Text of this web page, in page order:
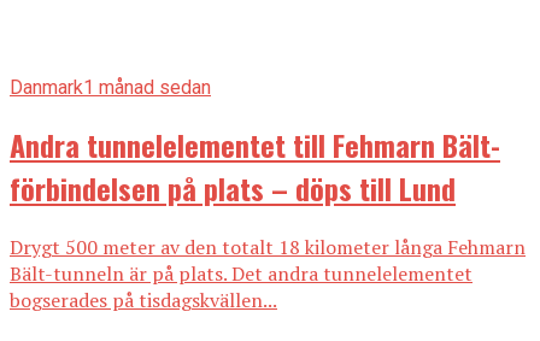
Danmark1 månad sedan
Andra tunnelelementet till Fehmarn Bält-
förbindelsen på plats – döps till Lund
Drygt 500 meter av den totalt 18 kilometer långa Fehmarn
Bält-tunneln är på plats. Det andra tunnelelementet
bogserades på tisdagskvällen...